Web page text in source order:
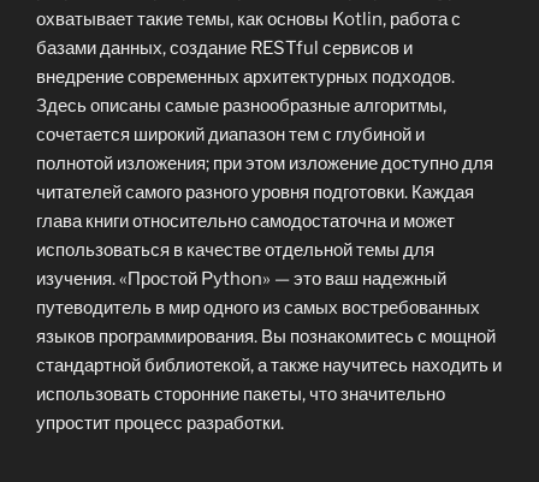
охватывает такие темы, как основы Kotlin, работа с
базами данных, создание RESTful сервисов и
внедрение современных архитектурных подходов.
Здесь описаны самые разнообразные алгоритмы,
сочетается широкий диапазон тем с глубиной и
полнотой изложения; при этом изложение доступно для
читателей самого разного уровня подготовки. Каждая
глава книги относительно самодостаточна и может
использоваться в качестве отдельной темы для
изучения. «Простой Python» — это ваш надежный
путеводитель в мир одного из самых востребованных
языков программирования. Вы познакомитесь с мощной
стандартной библиотекой, а также научитесь находить и
использовать сторонние пакеты, что значительно
упростит процесс разработки.